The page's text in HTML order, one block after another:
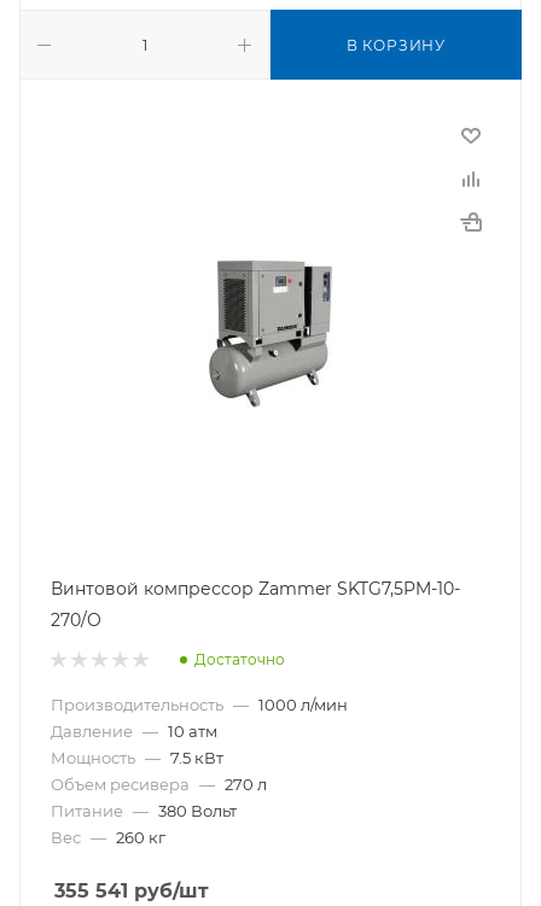
В КОРЗИНУ
Винтовой компрессор Zammer SKTG7,5PM-10-
270/O
Достаточно
Производительность — 1000 л/мин
Давление — 10 атм
Мощность — 7.5 кВт
Объем ресивера — 270 л
Питание — 380 Вольт
Вес — 260 кг
355 541 руб/шт